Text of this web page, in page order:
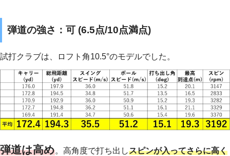
弾道の強さ：可 (6.5点/10点満点)
試打クラブは、ロフト角10.5°のモデルでした。
弾道は高め。高角度で打ち出しスピンが入ってさらに高く